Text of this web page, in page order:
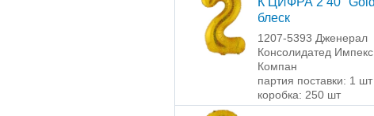
блеск
1207-5393 Дженерал
Консолидатед Импекс
Компан
партия поставки: 1 шт
коробка: 250 шт